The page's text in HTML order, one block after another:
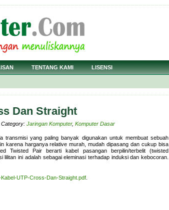
TENTANG KAMI LISENSI
Dan Straight
Category: Jaringan Komputer, Komputer Dasar
transmisi yang paling banyak digunakan untuk membuat sebuah
karena harganya relative murah, mudah dipasang dan cukup bisa
Twisted Pair berarti kabel pasangan berpilin/terbelit (twisted
lilitan ini adalah sebagai eleminasi terhadap induksi dan kebocoran.
Kabel-UTP-Cross-Dan-Straight.pdf